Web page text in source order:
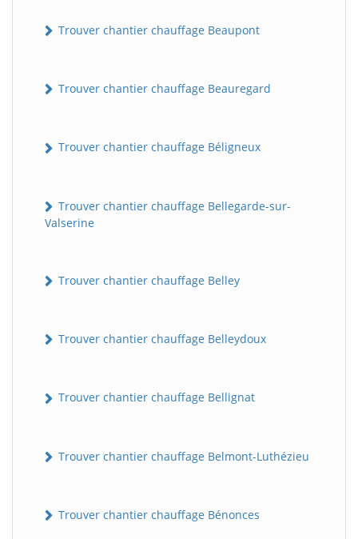
Trouver chantier chauffage Beaupont
Trouver chantier chauffage Beauregard
Trouver chantier chauffage Béligneux
Trouver chantier chauffage Bellegarde-sur-
Valserine
Trouver chantier chauffage Belley
Trouver chantier chauffage Belleydoux
Trouver chantier chauffage Bellignat
Trouver chantier chauffage Belmont-Luthézieu
Trouver chantier chauffage Bénonces